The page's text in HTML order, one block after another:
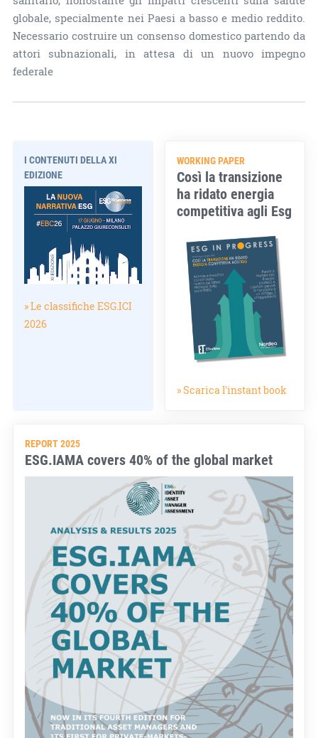
globale, specialmente nei Paesi a basso e medio reddito.
Necessario costruire un consenso domestico partendo da
attori subnazionali, in attesa di un nuovo impegno
federale
I CONTENUTI DELLA XI
EDIZIONE
» Le classifiche ESG.ICI
2026
WORKING PAPER
Così la transizione
ha ridato energia
competitiva agli Esg
» Scarica l'instant book
REPORT 2025
ESG.IAMA covers 40% of the global market